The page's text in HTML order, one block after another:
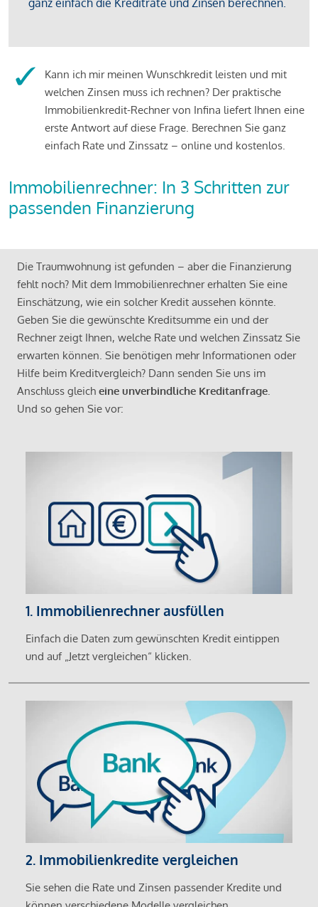
Kann ich mir meinen Wunschkredit leisten und mit
welchen Zinsen muss ich rechnen? Der praktische
Immobilienkredit-Rechner von Infina liefert Ihnen eine
erste Antwort auf diese Frage. Berechnen Sie ganz
einfach Rate und Zinssatz – online und kostenlos.
Immobilienrechner: In 3 Schritten zur
passenden Finanzierung
Die Traumwohnung ist gefunden – aber die Finanzierung
fehlt noch? Mit dem Immobilienrechner erhalten Sie eine
Einschätzung, wie ein solcher Kredit aussehen könnte.
Geben Sie die gewünschte Kreditsumme ein und der
Rechner zeigt Ihnen, welche Rate und welchen Zinssatz Sie
erwarten können. Sie benötigen mehr Informationen oder
Hilfe beim Kreditvergleich? Dann senden Sie uns im
Anschluss gleich eine unverbindliche Kreditanfrage.
Und so gehen Sie vor:
1. Immobilienrechner ausfüllen
Einfach die Daten zum gewünschten Kredit eintippen
und auf „Jetzt vergleichen“ klicken.
2. Immobilienkredite vergleichen
Sie sehen die Rate und Zinsen passender Kredite und